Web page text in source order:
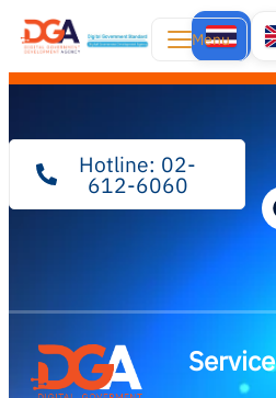
Menu
Hotline: 02-
612-6060
Service